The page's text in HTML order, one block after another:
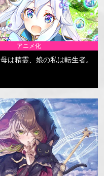
アニメ化
は精霊、娘の私は転生者。